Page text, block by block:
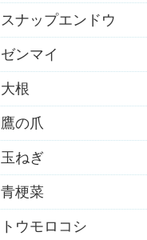
スナップエンドウ
ゼンマイ
大根
鷹の爪
玉ねぎ
青梗菜
トウモロコシ